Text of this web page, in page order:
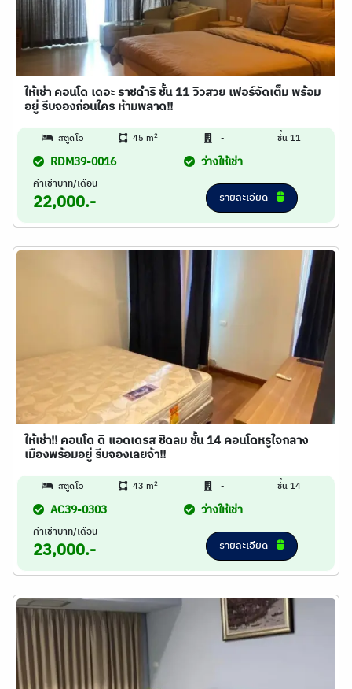
ให้เช่า คอนโด เดอะ ราชดำริ ชั้น 11 วิวสวย เฟอร์จัดเต็ม พร้อม
อยู่ รีบจองก่อนใคร ห้ามพลาด!!
สตูดิโอ 45 m2 - ชั้น 11
RDM39-0016 ว่างให้เช่า
ค่าเช่าบาท/เดือน
22,000.- รายละเอียด
ให้เช่า!! คอนโด ดิ แอดเดรส ชิดลม ชั้น 14 คอนโดหรูใจกลาง
เมืองพร้อมอยู่ รีบจองเลยจ้า!!
สตูดิโอ 43 m2 - ชั้น 14
AC39-0303 ว่างให้เช่า
ค่าเช่าบาท/เดือน
23,000.- รายละเอียด